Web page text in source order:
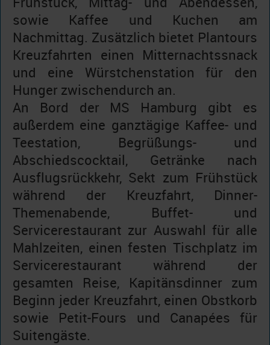
sowie Kaffee und Kuchen am
Nachmittag. Zusätzlich bietet Plantours
Kreuzfahrten einen Mitternachtssnack
und eine Würstchenstation für den
Hunger zwischendurch an.
An Bord der MS Hamburg gibt es
außerdem eine ganztägige Kaffee- und
Teestation, Begrüßungs- und
Abschiedscocktail, Getränke nach
Ausflugsrückkehr, Sekt zum Frühstück
während der Kreuzfahrt, Dinner-
Themenabende, Buffet- und
Servicerestaurant zur Auswahl für alle
Mahlzeiten, einen festen Tischplatz im
Servicerestaurant während der
gesamten Reise, Kapitänsdinner zum
Beginn jeder Kreuzfahrt, einen Obstkorb
sowie Petit-Fours und Canapées für
Suitengäste.